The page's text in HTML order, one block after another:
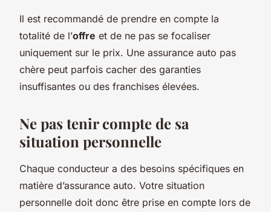
Il est recommandé de prendre en compte la
totalité de l’offre et de ne pas se focaliser
uniquement sur le prix. Une assurance auto pas
chère peut parfois cacher des garanties
insuffisantes ou des franchises élevées.
Ne pas tenir compte de sa
situation personnelle
Chaque conducteur a des besoins spécifiques en
matière d’assurance auto. Votre situation
personnelle doit donc être prise en compte lors de